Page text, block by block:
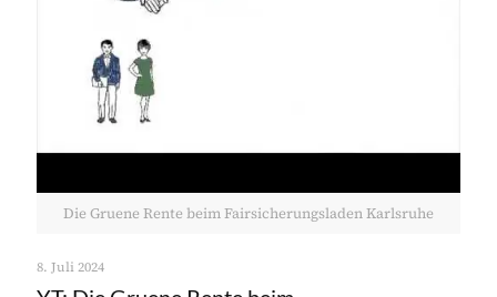
Die Gruene Rente beim Fairsicherungsladen Karlsruhe
8. Juli 2024